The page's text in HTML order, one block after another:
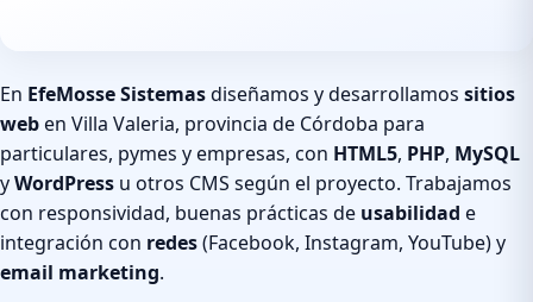
En EfeMosse Sistemasdiseñamos y desarrollamos sitios
weben Villa Valeria, provincia de Córdoba para
particulares, pymes y empresas, con HTML5, PHP, MySQL
yWordPress u otros CMS según el proyecto. Trabajamos
con responsividad, buenas prácticas de usabilidad e
integración con redes(Facebook, Instagram, YouTube) y
email marketing.